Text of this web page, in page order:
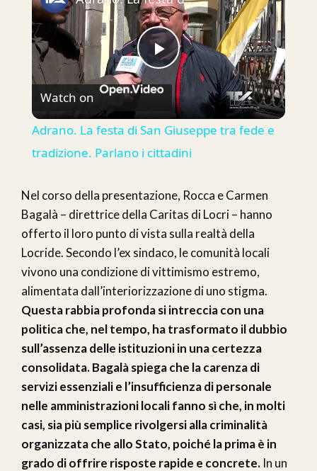
Play
Video
Watch on
Adrano. La festa di San Giuseppe tra fede e
tradizione. Parlano i cittadini
Nel corso della presentazione, Rocca e Carmen
Bagalà – direttrice della Caritas di Locri – hanno
offerto il loro punto di vista sulla realtà della
Locride. Secondo l’ex sindaco, le comunità locali
vivono una condizione di vittimismo estremo,
alimentata dall’interiorizzazione di uno stigma.
Questa rabbia profonda si intreccia con una
politica che, nel tempo, ha trasformato il dubbio
sull’assenza delle istituzioni in una certezza
consolidata. Bagalà spiega che la carenza di
servizi essenziali e l’insufficienza di personale
nelle amministrazioni locali fanno sì che, in molti
casi, sia più semplice rivolgersi alla criminalità
organizzata che allo Stato, poiché la prima è in
grado di offrire risposte rapide e concrete. In un